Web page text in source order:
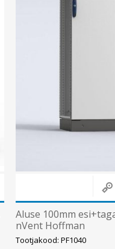
Aluse 100mm
nVent Hoffman
Tootjakood: PF1040